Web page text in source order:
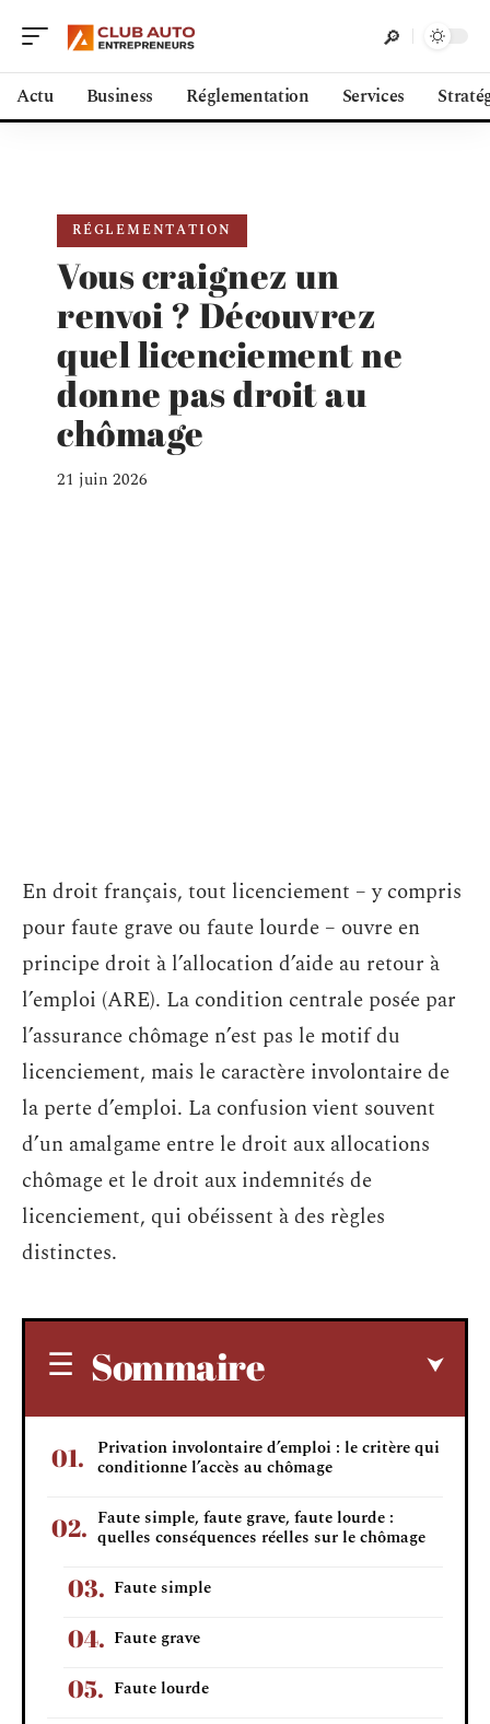
Actu Business Réglementation Services
RÉGLEMENTATION
Vous craignez un
renvoi ? Découvrez
quel licenciement ne
donne pas droit au
chômage
21 juin 2026
En droit français, tout licenciement – y compris
pour faute grave ou faute lourde – ouvre en
principe droit à l’allocation d’aide au retour à
l’emploi (ARE). La condition centrale posée par
l’assurance chômage n’est pas le motif du
licenciement, mais le caractère involontaire de
la perte d’emploi. La confusion vient souvent
d’un amalgame entre le droit aux allocations
chômage et le droit aux indemnités de
licenciement, qui obéissent à des règles
distinctes.
Sommaire
Privation involontaire d’emploi : le critère qui
conditionne l’accès au chômage
Faute simple, faute grave, faute lourde :
quelles conséquences réelles sur le chômage
Faute simple
Faute grave
Faute lourde